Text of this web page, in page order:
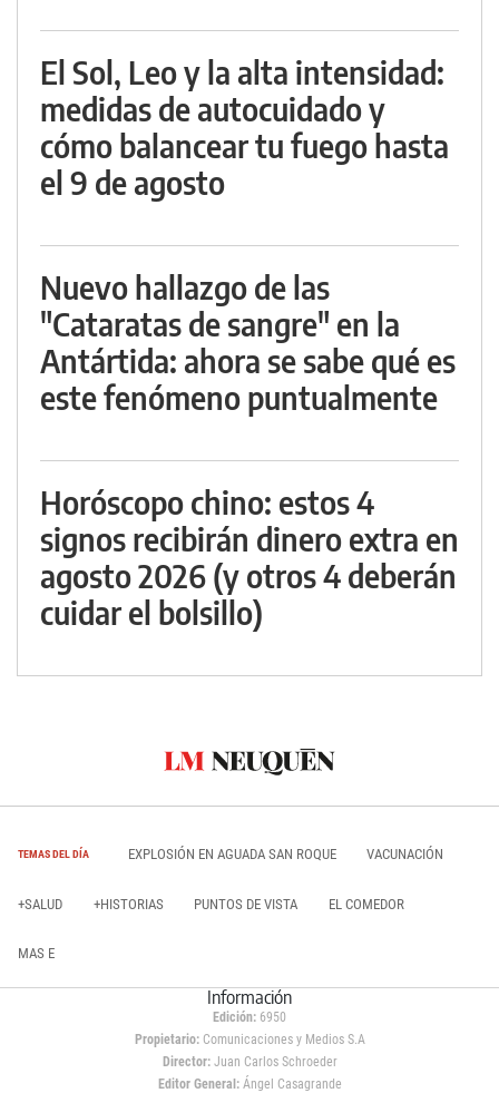
El Sol, Leo y la alta intensidad:
medidas de autocuidado y
cómo balancear tu fuego hasta
el 9 de agosto
Nuevo hallazgo de las
"Cataratas de sangre" en la
Antártida: ahora se sabe qué es
este fenómeno puntualmente
Horóscopo chino: estos 4
signos recibirán dinero extra en
agosto 2026 (y otros 4 deberán
cuidar el bolsillo)
TEMAS DEL DÍA EXPLOSIÓN EN AGUADA SAN ROQUE VACUNACIÓN
+SALUD +HISTORIAS PUNTOS DE VISTA EL COMEDOR
MAS E
Información
Edición: 6950
Propietario:Comunicaciones y Medios S.A
Director: Juan Carlos Schroeder
Editor General:Ángel Casagrande